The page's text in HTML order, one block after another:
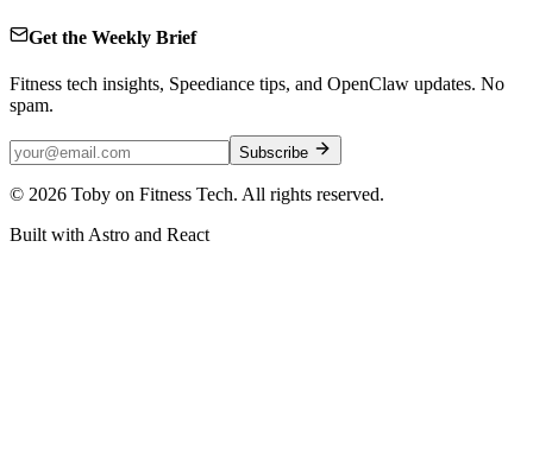
Get the Weekly Brief
Fitness tech insights, Speediance tips, and OpenClaw updates. No
spam.
Subscribe
© 2026 Toby on Fitness Tech. All rights reserved.
Built with Astro and React